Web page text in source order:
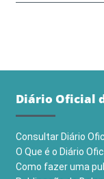
Diário Oficial
Consultar Diário
O Que é o Diário
Como fazer uma